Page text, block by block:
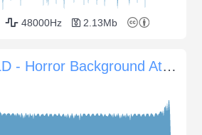
48000Hz 2.13Mb
UNIVERSFIELD - Horror Background Atmosphere #10